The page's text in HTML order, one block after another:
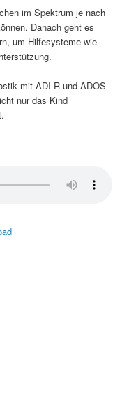
im Spektrum je nach
Danach geht es
um Hilfesysteme wie
mit ADI-R und ADOS
nur das Kind